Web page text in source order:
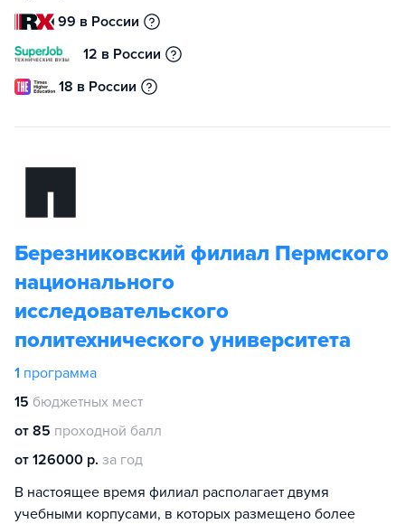
99 в России
12 в России
18 в России
Березниковский филиал Пермского
национального
исследовательского
политехнического университета
1 программа
15 бюджетных мест
от 85 проходной балл
от 126000 р. за год
В настоящее время филиал располагает двумя
учебными корпусами, в которых размещено более